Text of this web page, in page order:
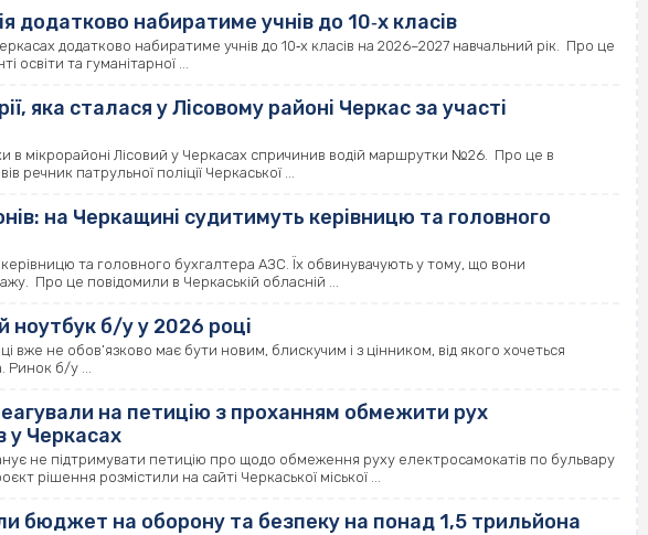
додатково набиратиме учнів до 10‐х класів
додатково набиратиме учнів до 10‐х класів на 2026–2027 навчальний рік. Про це
освіти та гуманітарної ...
яка сталася у Лісовому районі Черкас за участі
в мікрорайоні Лісовий у Черкасах спричинив водій маршрутки №26. Про це в
речник патрульної поліції Черкаської ...
на Черкащині судитимуть керівницю та головного
та головного бухгалтера АЗС. Їх обвинувачують у тому, що вони
Про це повідомили в Черкаській обласній ...
ноутбук б/у у 2026 році
вже не обов’язково має бути новим, блискучим і з цінником, від якого хочеться
Ринок б/у ...
на петицію з проханням обмежити рух
у Черкасах
не підтримувати петицію про щодо обмеження руху електросамокатів по бульвару
рішення розмістили на сайті Черкаської міської ...
бюджет на оборону та безпеку на понад 1,5 трильйона